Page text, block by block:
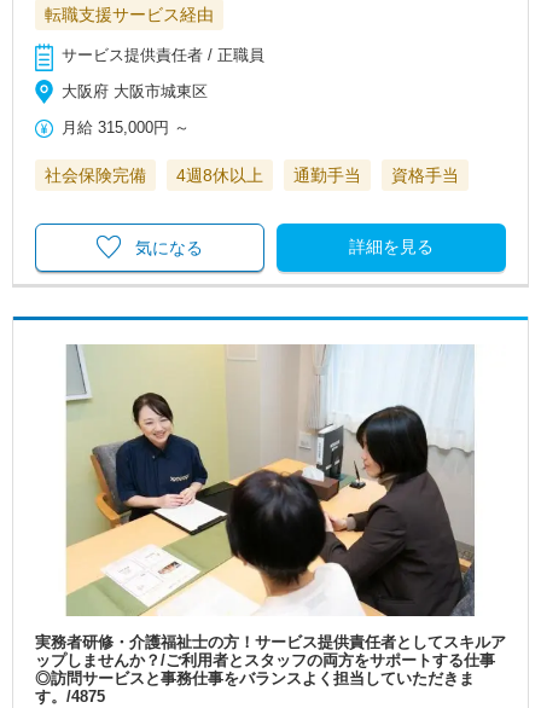
転職支援サービス経由
サービス提供責任者 / 正職員
大阪府 大阪市城東区
月給 315,000円 ～
社会保険完備 4週8休以上 通勤手当 資格手当
詳細を見る
気になる
実務者研修・介護福祉士の方！サービス提供責任者としてスキルア
ップしませんか？/ご利用者とスタッフの両方をサポートする仕事
◎訪問サービスと事務仕事をバランスよく担当していただきま
す。/4875